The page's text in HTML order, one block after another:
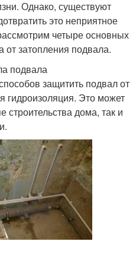
Однако, существуют
это неприятное
четыре основных
затопления подвала.
подвала
защитить подвал от
гидроизоляция. Это может
строительства дома, так и